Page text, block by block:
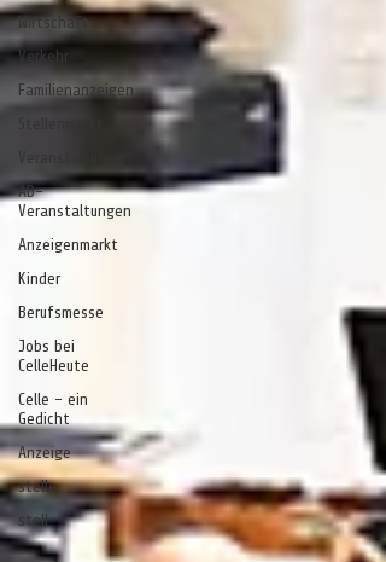
Wirtschaft
Verkehr
Familienanzeigen
AD-
Veranstaltungen
Anzeigenmarkt
Kinder
Berufsmesse
Jobs bei
CelleHeute
Celle - ein
Gedicht
Anzeige
stelle
stell